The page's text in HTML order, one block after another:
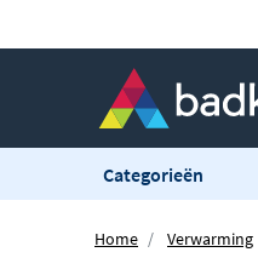
Categorieën
Home Verwarming